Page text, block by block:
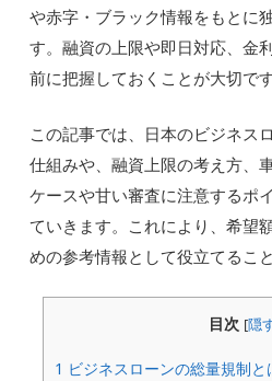
や赤字・ブラック情報をもとに
す。融資の上限や即日対応、金
前に把握しておくことが大切です
この記事では、日本のビジネス
仕組みや、融資上限の考え方、
ケースや甘い審査に注意するポ
ていきます。これにより、希望
めの参考情報として役立てるこ
目次 [隠
1 ビジネスローンの総量規制と